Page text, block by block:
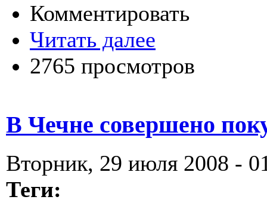
Комментировать
Читать далее
2765 просмотров
В Чечне совершено
Вторник, 29 июля 2008 -
Теги: